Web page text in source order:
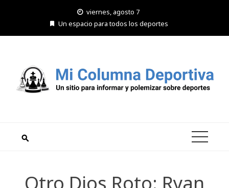
viernes, agosto 7
Un espacio para todos los deportes